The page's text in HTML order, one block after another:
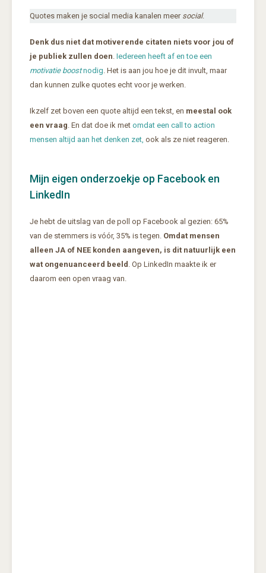
Quotes maken je social media kanalen meer social.
Denk dus niet dat motiverende citaten niets voor jou of
je publiek zullen doen Iedereen heeft af en toe een
motivatie boostnodig . Het is aan jou hoe je dit invult, maar
dan kunnen zulke quotes echt voor je werken.
Ikzelf zet boven een quote altijd een tekst, en meestal ook
een vraag . En dat doe ik met omdat een call to action
mensen altijd aan het denken zet, ook als ze niet reageren.
Mijn eigen onderzoekje op Facebook en
LinkedIn
Je hebt de uitslag van de poll op Facebook al gezien: 65%
van de stemmers is vóór, 35% is tegen. Omdat mensen
alleen JA of NEE konden aangeven, is dit natuurlijk een
wat ongenuanceerd beeld . Op LinkedIn maakte ik er
daarom een open vraag van.